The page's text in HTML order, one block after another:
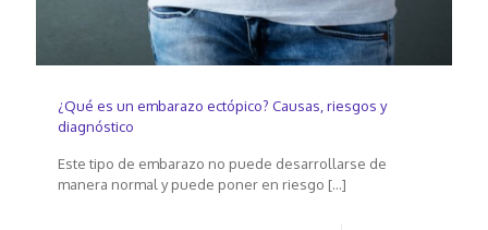
¿Qué es un embarazo ectópico? Causas, riesgos y
diagnóstico
Este tipo de embarazo no puede desarrollarse de
manera normal y puede poner en riesgo […]